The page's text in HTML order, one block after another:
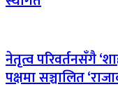
नेतृत्व परिवर्तनसँगै
पक्षमा सञ्चालित